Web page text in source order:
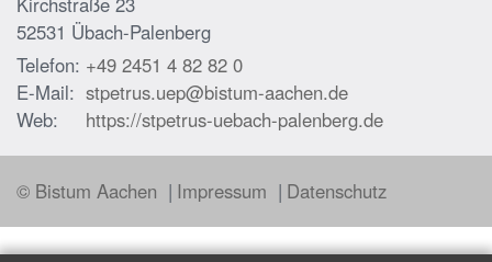
52531 Übach-Palenberg
Telefon: +49 2451 4 82 82 0
E-Mail: stpetrus.uep@bistum-aachen.de
Web:
https://stpetrus-uebach-palenberg.de
© Bistum Aachen Impressum Datenschutz